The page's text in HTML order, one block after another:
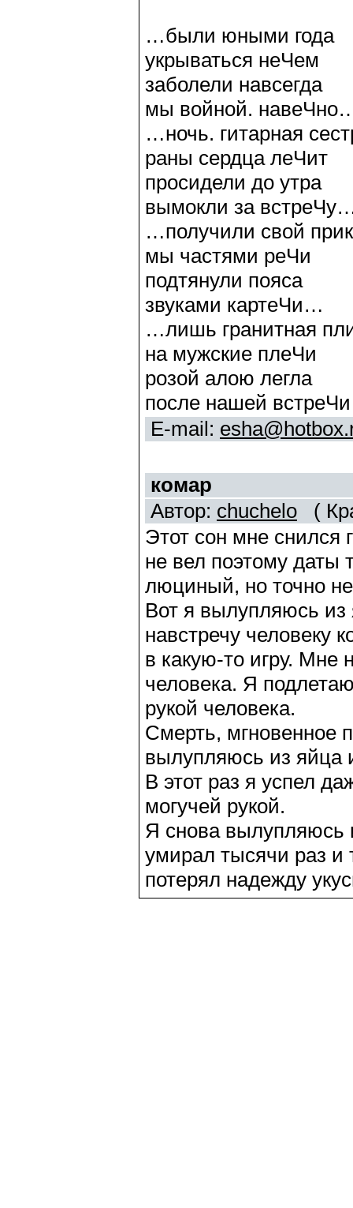
…были юными года
укрываться неЧем
заболели навсегда
мы войной.
…ночь. гитарная
раны сердца леЧит
просидели до утра
вымокли за
…получили свой
мы частями реЧи
подтянули пояса
звуками картеЧи…
…лишь гранитная
на мужские плеЧи
розой алою легла
после нашей
E-mail:
комар
Автор: chuchelo (
Этот сон мне снился
не вел поэтому даты
люциный, но точно
Вот я вылупляюсь
навстречу человеку
в какую-то игру. Мне
человека. Я
рукой человека.
Смерть, мгновенное
вылупляюсь из
В этот раз я успел
могучей рукой.
Я снова вылупляюсь
умирал тысячи раз и
потерял надежду